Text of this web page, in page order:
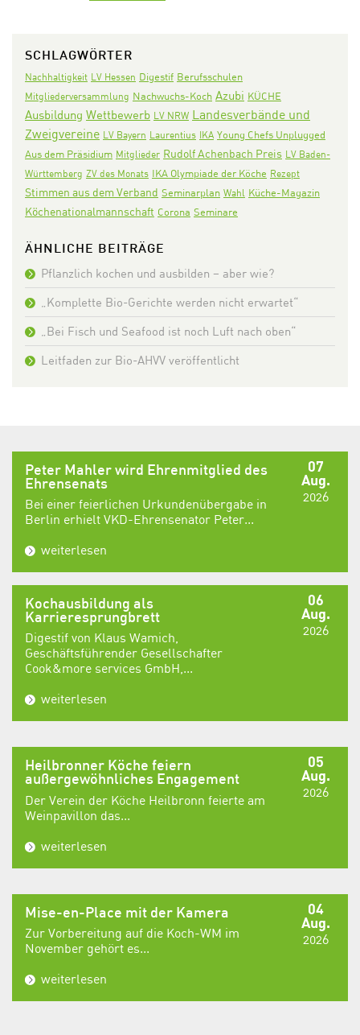
SCHLAGWÖRTER
Nachhaltigkeit LV Hessen Digestif Berufsschulen
Mitgliederversammlung Nachwuchs-Koch Azubi KÜCHE
Ausbildung Wettbewerb LV NRW Landesverbände und
Zweigvereine LV Bayern Laurentius IKA Young Chefs Unplugged
Aus dem Präsidium Mitglieder Rudolf Achenbach Preis LV Baden-
Württemberg ZV des Monats IKA Olympiade der Köche Rezept
Stimmen aus dem Verband Seminarplan Wahl Küche-Magazin
Köchenationalmannschaft Corona Seminare
ÄHNLICHE BEITRÄGE
Pflanzlich kochen und ausbilden – aber wie?
„Komplette Bio-Gerichte werden nicht erwartet“
„Bei Fisch und Seafood ist noch Luft nach oben“
Leitfaden zur Bio-AHVV veröffentlicht
07
Aug.
2026
Peter Mahler wird Ehrenmitglied des
Ehrensenats
Bei einer feierlichen Urkundenübergabe in
Berlin erhielt VKD-Ehrensenator Peter...
weiterlesen
06
Aug.
2026
Kochausbildung als
Karrieresprungbrett
Digestif von Klaus Wamich,
Geschäftsführender Gesellschafter
Cook&more services GmbH,...
weiterlesen
05
Aug.
2026
Heilbronner Köche feiern
außergewöhnliches Engagement
Der Verein der Köche Heilbronn feierte am
Weinpavillon das...
weiterlesen
04
Aug.
2026
Mise-en-Place mit der Kamera
Zur Vorbereitung auf die Koch-WM im
November gehört es...
weiterlesen